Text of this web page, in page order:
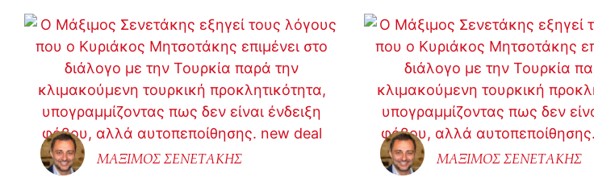
ΜΑΞΙΜΟΣ ΣΕΝΕΤΑΚΗΣ ΜΑΞΙΜΟΣ ΣΕΝΕΤΑΚΗΣ